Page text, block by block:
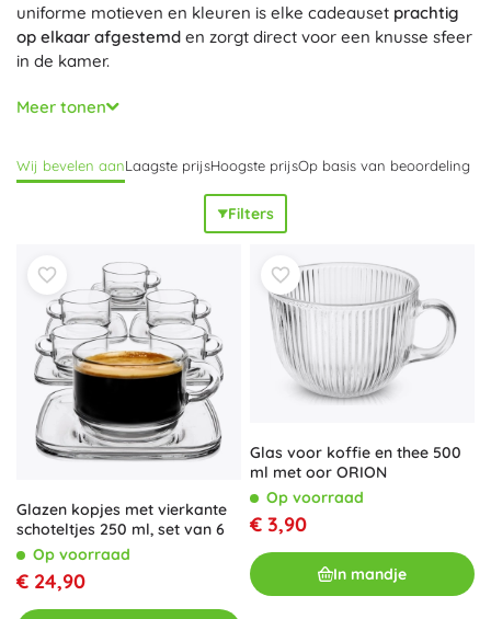
uniforme motieven en kleuren is elke cadeauset prachtig
op elkaar afgestemd en zorgt direct voor een knusse sfeer
in de kamer.
Kies uit thematische sets voor de kinderkamer: sets met
dekbedovertrek en kussentjes, zachte lichtjes en
Cadeausets zijnpraktisch,stijlvol endirect klaar om te
, waardoor je tijd bespaart bij het zoeken naar
harmonische accessoires. Speelse motieven (dieren,
ruimte, prinsessen en auto’s) en neutrale kleurstellingen
passen in diverse interieurs, voor jongens én meisjes. Of je
nu eenverjaardagscadeau , eenkerstcadeau voor
kinderenof een lieve verrassing voor een baby zoekt, een
cadeauset voor de kinderkamer is een
universele keuze
vol plezier. Praktische combinaties ondersteunen de
gezelligheid en overzichtelijkheid van de ruimte; kinderen
worden blij van de bijpassende motieven en ouders
waarderen de slimme
alles-in-één
cadeausets die schoonheid, functionaliteit en langdurige
vreugde combineren in elke kinderkamer.
Meer tonen
Wij bevelen aanLaagste prijsHoogste prijsOp basis van beoordeling
Filters
Glazen kopjes met vierkante
schoteltjes 250 ml, set van 6
Op voorraad
€ 24,90
Glas voor koffie en thee 500
ml met oor ORION
Op voorraad
€ 3,90
In mandje